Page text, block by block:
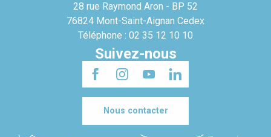
28 rue Raymond Aron - BP 52
76824 Mont-Saint-Aignan Cedex
Téléphone : 02 35 12 10 10
Suivez-nous
Nous contacter